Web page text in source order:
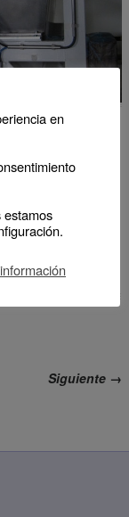
líneas de
Siguiente →
en
estamos